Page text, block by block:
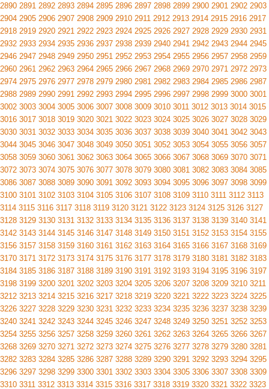
2890 2891 2892 2893 2894 2895 2896 2897 2898 2899 2900 2901 2902 2903
2904 2905 2906 2907 2908 2909 2910 2911 2912 2913 2914 2915 2916 2917
2918 2919 2920 2921 2922 2923 2924 2925 2926 2927 2928 2929 2930 2931
2932 2933 2934 2935 2936 2937 2938 2939 2940 2941 2942 2943 2944 2945
2946 2947 2948 2949 2950 2951 2952 2953 2954 2955 2956 2957 2958 2959
2960 2961 2962 2963 2964 2965 2966 2967 2968 2969 2970 2971 2972 2973
2974 2975 2976 2977 2978 2979 2980 2981 2982 2983 2984 2985 2986 2987
2988 2989 2990 2991 2992 2993 2994 2995 2996 2997 2998 2999 3000 3001
3002 3003 3004 3005 3006 3007 3008 3009 3010 3011 3012 3013 3014 3015
3016 3017 3018 3019 3020 3021 3022 3023 3024 3025 3026 3027 3028 3029
3030 3031 3032 3033 3034 3035 3036 3037 3038 3039 3040 3041 3042 3043
3044 3045 3046 3047 3048 3049 3050 3051 3052 3053 3054 3055 3056 3057
3058 3059 3060 3061 3062 3063 3064 3065 3066 3067 3068 3069 3070 3071
3072 3073 3074 3075 3076 3077 3078 3079 3080 3081 3082 3083 3084 3085
3086 3087 3088 3089 3090 3091 3092 3093 3094 3095 3096 3097 3098 3099
3100 3101 3102 3103 3104 3105 3106 3107 3108 3109 3110 3111 3112 3113
3114 3115 3116 3117 3118 3119 3120 3121 3122 3123 3124 3125 3126 3127
3128 3129 3130 3131 3132 3133 3134 3135 3136 3137 3138 3139 3140 3141
3142 3143 3144 3145 3146 3147 3148 3149 3150 3151 3152 3153 3154 3155
3156 3157 3158 3159 3160 3161 3162 3163 3164 3165 3166 3167 3168 3169
3170 3171 3172 3173 3174 3175 3176 3177 3178 3179 3180 3181 3182 3183
3184 3185 3186 3187 3188 3189 3190 3191 3192 3193 3194 3195 3196 3197
3198 3199 3200 3201 3202 3203 3204 3205 3206 3207 3208 3209 3210 3211
3212 3213 3214 3215 3216 3217 3218 3219 3220 3221 3222 3223 3224 3225
3226 3227 3228 3229 3230 3231 3232 3233 3234 3235 3236 3237 3238 3239
3240 3241 3242 3243 3244 3245 3246 3247 3248 3249 3250 3251 3252 3253
3254 3255 3256 3257 3258 3259 3260 3261 3262 3263 3264 3265 3266 3267
3268 3269 3270 3271 3272 3273 3274 3275 3276 3277 3278 3279 3280 3281
3282 3283 3284 3285 3286 3287 3288 3289 3290 3291 3292 3293 3294 3295
3296 3297 3298 3299 3300 3301 3302 3303 3304 3305 3306 3307 3308 3309
3310 3311 3312 3313 3314 3315 3316 3317 3318 3319 3320 3321 3322 3323